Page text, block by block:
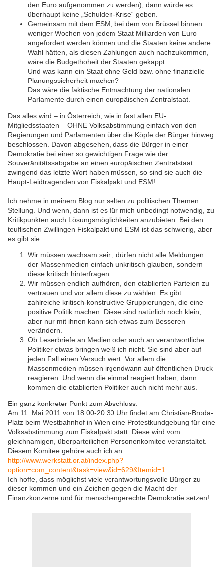
den Euro aufgenommen zu werden), dann würde es
überhaupt keine „Schulden-Krise“ geben.
Gemeinsam mit dem ESM, bei dem von Brüssel binnen
weniger Wochen von jedem Staat Milliarden von Euro
angefordert werden können und die Staaten keine andere
Wahl hätten, als diesen Zahlungen auch nachzukommen,
wäre die Budgethoheit der Staaten gekappt.
Und was kann ein Staat ohne Geld bzw. ohne finanzielle
Planungssicherheit machen?
Das wäre die faktische Entmachtung der nationalen
Parlamente durch einen europäischen Zentralstaat.
Das alles wird – in Österreich, wie in fast allen EU-
Mitgliedsstaaten – OHNE Volksabstimmung einfach von den
Regierungen und Parlamenten über die Köpfe der Bürger hinweg
beschlossen. Davon abgesehen, dass die Bürger in einer
Demokratie bei einer so gewichtigen Frage wie der
Souveränitätssabgabe an einen europäischen Zentralstaat
zwingend das letzte Wort haben müssen, so sind sie auch die
Haupt-Leidtragenden von Fiskalpakt und ESM!
Ich nehme in meinem Blog nur selten zu politischen Themen
Stellung. Und wenn, dann ist es für mich unbedingt notwendig, zu
Kritikpunkten auch Lösungsmöglichkeiten anzubieten. Bei den
teuflischen Zwillingen Fiskalpakt und ESM ist das schwierig, aber
es gibt sie:
Wir müssen wachsam sein, dürfen nicht alle Meldungen
der Massenmedien einfach unkritisch glauben, sondern
diese kritisch hinterfragen.
Wir müssen endlich aufhören, den etablierten Parteien zu
vertrauen und vor allem diese zu wählen. Es gibt
zahlreiche kritisch-konstruktive Gruppierungen, die eine
positive Politik machen. Diese sind natürlich noch klein,
aber nur mit ihnen kann sich etwas zum Besseren
verändern.
Ob Leserbriefe an Medien oder auch an verantwortliche
Politiker etwas bringen weiß ich nicht. Sie sind aber auf
jeden Fall einen Versuch wert. Vor allem die
Massenmedien müssen irgendwann auf öffentlichen Druck
reagieren. Und wenn die einmal reagiert haben, dann
kommen die etablierten Politiker auch nicht mehr aus.
Ein ganz konkreter Punkt zum Abschluss:
Am 11. Mai 2011 von 18.00-20.30 Uhr findet am Christian-Broda-
Platz beim Westbahnhof in Wien eine Protestkundgebung für eine
Volksabstimmung zum Fiskalpakt statt. Diese wird vom
gleichnamigen, überparteilichen Personenkomitee veranstaltet.
Diesem Komitee gehöre auch ich an.
http://www.werkstatt.or.at/index.php?
option=com_content&task=view&id=629&Itemid=1
Ich hoffe, dass möglichst viele verantwortungsvolle Bürger zu
dieser kommen und ein Zeichen gegen die Macht der
Finanzkonzerne und für menschengerechte Demokratie setzen!